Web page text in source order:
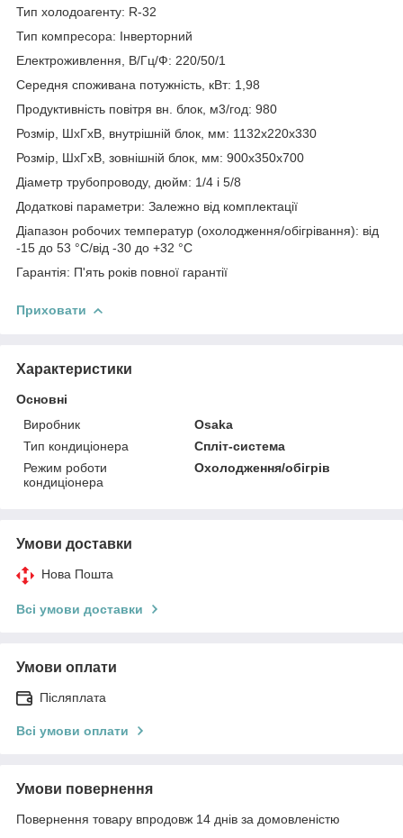
Тип холодоагенту: R-32
Тип компресора: Інверторний
Електроживлення, В/Гц/Ф: 220/50/1
Середня споживана потужність, кВт: 1,98
Продуктивність повітря вн. блок, м3/год: 980
Розмір, ШхГхВ, внутрішній блок, мм: 1132x220x330
Розмір, ШхГхВ, зовнішній блок, мм: 900x350x700
Діаметр трубопроводу, дюйм: 1/4 і 5/8
Додаткові параметри: Залежно від комплектації
Діапазон робочих температур (охолодження/обігрівання): від
-15 до 53 °C/від -30 до +32 °C
Гарантія: П'ять років повної гарантії
Приховати
Характеристики
Основні
Виробник
Osaka
Тип кондиціонера
Спліт-система
Режим роботи
кондиціонера
Охолодження/обігрів
Умови доставки
Нова Пошта
Всі умови доставки
Умови оплати
Післяплата
Всі умови оплати
Умови повернення
Повернення товару впродовж 14 днів за домовленістю